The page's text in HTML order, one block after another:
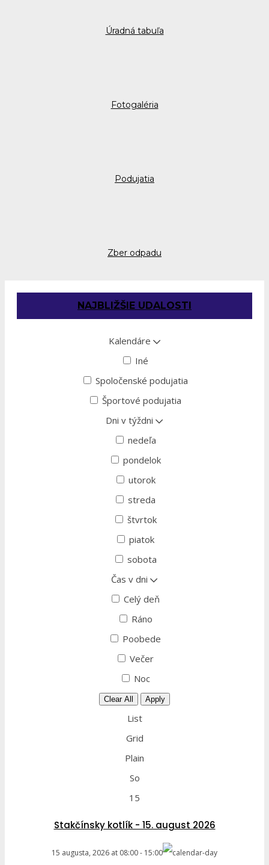
Úradná tabuľa
Fotogaléria
Podujatia
Zber odpadu
NAJBLIŽŠIE UDALOSTI
Kalendáre
Iné
Spoločenské podujatia
Športové podujatia
Dni v týždni
nedeľa
pondelok
utorok
streda
štvrtok
piatok
sobota
Čas v dni
Celý deň
Ráno
Poobede
Večer
Noc
Clear All Apply
List
Grid
Plain
So
15
Stakčínsky kotlík - 15. august 2026
15 augusta, 2026 at 08:00- 15:00